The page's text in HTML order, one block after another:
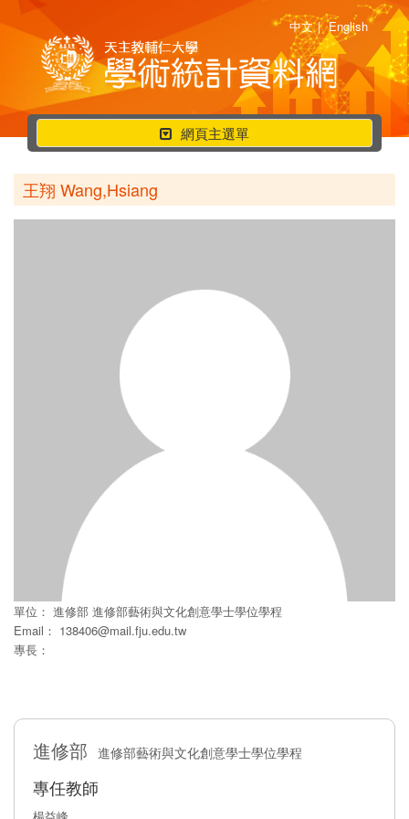
中文 | English
行
動
選
網頁主選單
王翔 Wang,Hsiang
單位： 進修部 進修部藝術與文化創意學士學位學程
Email： 138406@mail.fju.edu.tw
專長：
進修部 進修部藝術與文化創意學士學位學程
專任教師